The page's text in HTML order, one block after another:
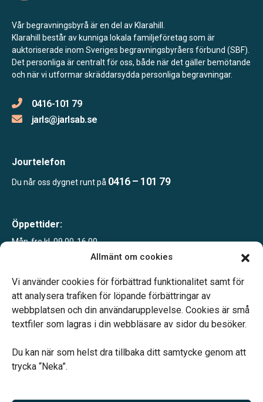
Allmänt om cookies
Vi använder cookies för förbättrad funktionalitet samt för
att analysera trafiken för löpande förbättringar av
webbplatsen och din användarupplevelse. Cookies är små
textfiler som lagras i din webbläsare av sidor du besöker.
Du kan när som helst dra tillbaka ditt samtycke genom att
trycka “Neka”.
Vår begravningsbyrå är en del av Klarahill.
Klarahill består av kunniga lokala familjeföretag som är
auktoriserade inom Sveriges begravningsbyråers förbund (SBF).
Det personliga är centralt för oss, både när det gäller bemötande
och när vi utformar skräddarsydda personliga begravningar.
0416-101 79
jarls@jarlsab.se
Jourtelefon
Du når oss dygnet runt på 0416 – 101 79
Öppettider:
Mån-fre kl. 09.00-16.00
Telefonjour dygnet runt.
Vårt systerbolag Verahill hjälper dig med familjejuridiken –